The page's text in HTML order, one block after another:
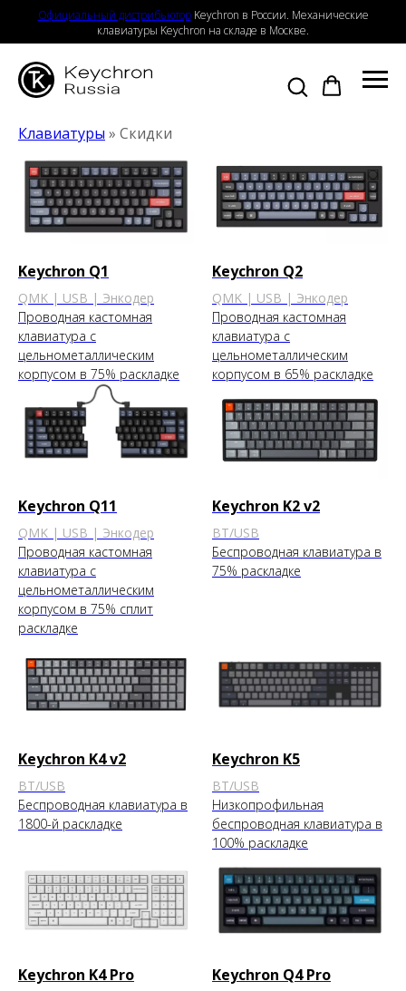
Официальный дистрибьютор Keychron в России. Механические
клавиатуры Keychron на складе в Москве.
Клавиатуры » Скидки
Keychron Q1
QMK | USB | Энкодер
Проводная кастомная
клавиатура с
цельнометаллическим
корпусом в 75% раскладке
Keychron Q2
QMK | USB | Энкодер
Проводная кастомная
клавиатура с
цельнометаллическим
корпусом в 65% раскладке
Keychron Q11
QMK | USB | Энкодер
Проводная кастомная
клавиатура с
цельнометаллическим
корпусом в 75% сплит
раскладке
Keychron K2 v2
BT/USB
Беспроводная клавиатура в
75% раскладке
Keychron K4 v2
BT/USB
Беспроводная клавиатура в
1800-й раскладке
Keychron K5
BT/USB
Низкопрофильная
беспроводная клавиатура в
100% раскладке
Keychron K4 Pro Keychron Q4 Pro